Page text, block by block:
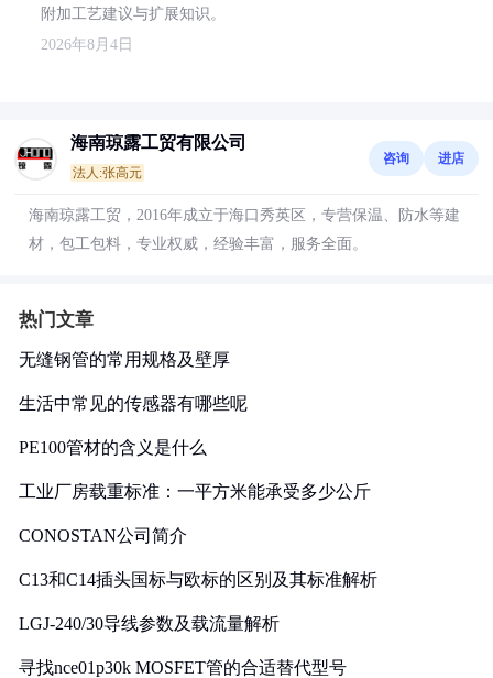
附加工艺建议与扩展知识。
2026年8月4日
海南琼露工贸有限公司
法人:张高元
咨询 进店
海南琼露工贸，2016年成立于海口秀英区，专营保温、防水等建
材，包工包料，专业权威，经验丰富，服务全面。
热门文章
无缝钢管的常用规格及壁厚
生活中常见的传感器有哪些呢
PE100管材的含义是什么
工业厂房载重标准：一平方米能承受多少公斤
CONOSTAN公司简介
C13和C14插头国标与欧标的区别及其标准解析
LGJ-240/30导线参数及载流量解析
寻找nce01p30k MOSFET管的合适替代型号